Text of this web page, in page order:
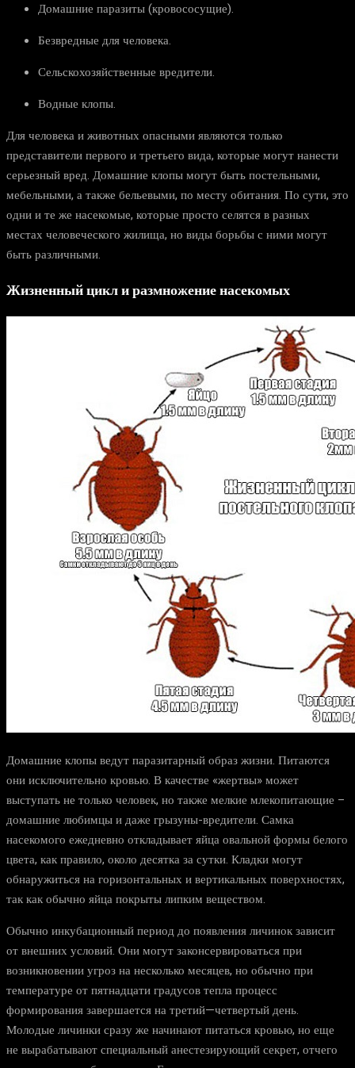
Домашние паразиты (кровососущие).
Безвредные для человека.
Сельскохозяйственные вредители.
Водные клопы.
Для человека и животных опасными являются только
представители первого и третьего вида, которые могут нанести
серьезный вред. Домашние клопы могут быть постельными,
мебельными, а также бельевыми, по месту обитания. По сути, это
одни и те же насекомые, которые просто селятся в разных
местах человеческого жилища, но виды борьбы с ними могут
быть различными.
Жизненный цикл и размножение насекомых
Домашние клопы ведут паразитарный образ жизни. Питаются
они исключительно кровью. В качестве «жертвы» может
выступать не только человек, но также мелкие млекопитающие –
домашние любимцы и даже грызуны-вредители. Самка
насекомого ежедневно откладывает яйца овальной формы белого
цвета, как правило, около десятка за сутки. Кладки могут
обнаружиться на горизонтальных и вертикальных поверхностях,
так как обычно яйца покрыты липким веществом.
Обычно инкубационный период до появления личинок зависит
от внешних условий. Они могут законсервироваться при
возникновении угроз на несколько месяцев, но обычно при
температуре от пятнадцати градусов тепла процесс
формирования завершается на третий—четвертый день.
Молодые личинки сразу же начинают питаться кровью, но еще
не вырабатывают специальный анестезирующий секрет, отчего